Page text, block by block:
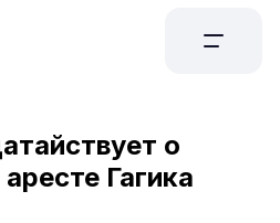
о
Гагика